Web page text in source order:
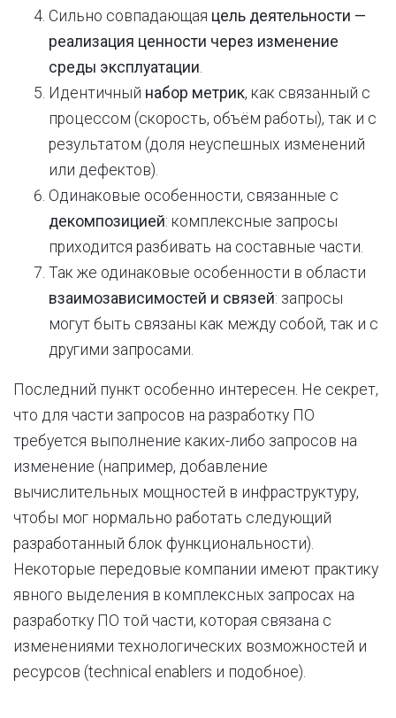
Сильно совпадающая цель деятельности —
реализация ценности через изменение
среды эксплуатации
Идентичный набор метрик, как связанный с
процессом (скорость, объём работы), так и с
результатом (доля неуспешных изменений
или дефектов).
Одинаковые особенности, связанные с
декомпозицией: комплексные запросы
приходится разбивать на составные части.
Так же одинаковые особенности в области
взаимозависимостей и связей: запросы
могут быть связаны как между собой, так и с
другими запросами.
Последний пункт особенно интересен. Не секрет,
что для части запросов на разработку ПО
требуется выполнение каких-либо запросов на
изменение (например, добавление
вычислительных мощностей в инфраструктуру,
чтобы мог нормально работать следующий
разработанный блок функциональности).
Некоторые передовые компании имеют практику
явного выделения в комплексных запросах на
разработку ПО той части, которая связана с
изменениями технологических возможностей и
ресурсов (technical enablers и подобное).